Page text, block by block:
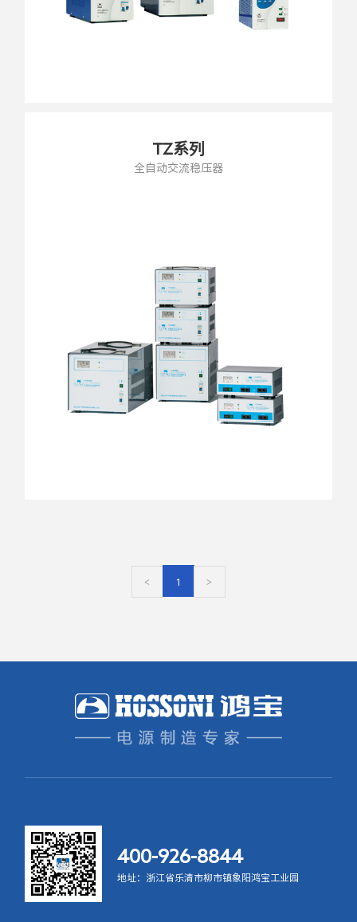
TZ系列
全自动交流稳压器
< 1 >
400-926-8844
地址：浙江省乐清市柳市镇象阳鸿宝工业园